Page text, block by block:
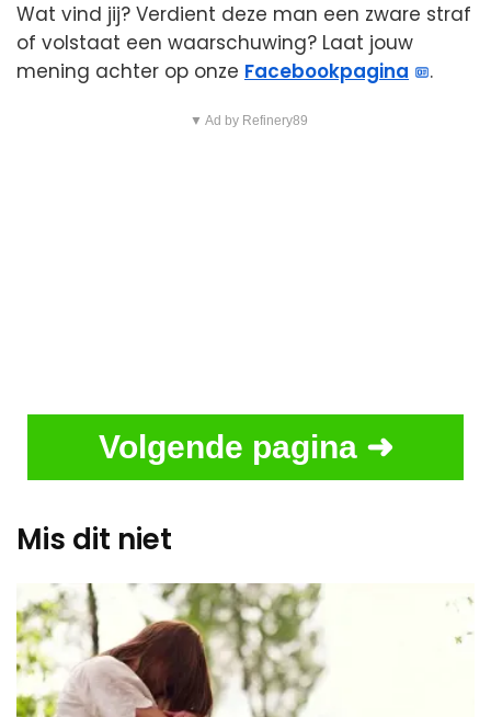
Wat vind jij? Verdient deze man een zware straf
of volstaat een waarschuwing? Laat jouw
mening achter op onze Facebookpagina .
▼ Ad by Refinery89
Volgende pagina ➜
Mis dit niet